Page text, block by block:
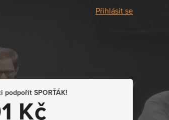
Přihlásit se
podpořít SPORŤÁK!
Kč